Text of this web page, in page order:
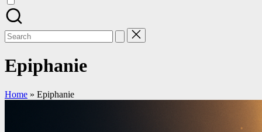
Search
for:
Epiphanie
Home » Epiphanie